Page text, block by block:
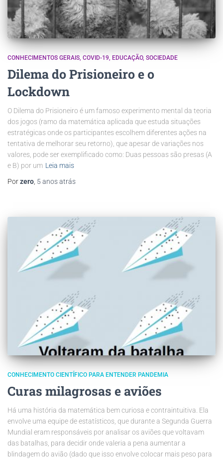
CONHECIMENTOS GERAIS COVID-19 EDUCAÇÃO SOCIEDADE
Dilema do Prisioneiro e o
Lockdown
O Dilema do Prisioneiro é um famoso experimento mental da teoria
dos jogos (ramo da matemática aplicada que estuda situações
estratégicas onde os participantes escolhem diferentes ações na
tentativa de melhorar seu retorno), que apesar de variações nos
valores, pode ser exemplificado como: Duas pessoas são presas (A
e B) por um Leia mais
Porzero 5 anosatrás
CONHECIMENTO CIENTÍFICO PARA ENTENDER PANDEMIA
Curas milagrosas e aviões
Há uma história da matemática bem curiosa e contraintuitiva. Ela
envolve uma equipe de estatísticos, que durante a Segunda Guerra
Mundial eram responsáveis por analisar os aviões que voltavam
das batalhas, para decidir onde valeria a pena aumentar a
blindagem do avião (dado que isso envolve colocar mais peso para